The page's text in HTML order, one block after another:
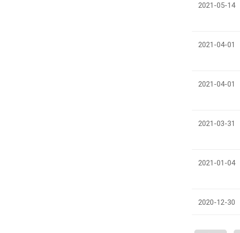
2021-05-14
2021-04-01
2021-04-01
2021-03-31
2021-01-04
2020-12-30